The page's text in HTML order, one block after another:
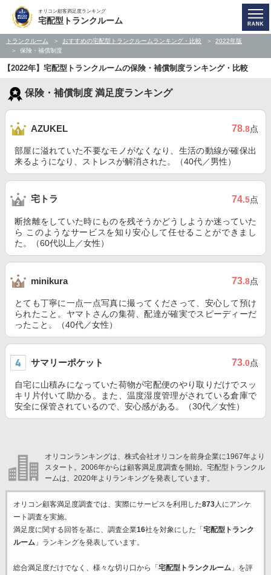
オリコン顧客満足度ランキング
宅配型トランクルーム
トランクルーム おすすめの宅配型トランクルームランキング・比較
2022年版
保険・補償制度
【2022年】宅配型トランクルームの保険・補償制度ランキング・比較
保険・補償制度 満足度ランキング
AZUKEL 78.8点
部屋に溢れていた不要なモノがなくなり、生活の動線が確保出
来るようになり、ストレスが解消された。（40代／男性）
宅トラ 74.5点
断捨離をしていた時にものを残そうかどうしようか迷っていた
ら このようなサービスを知り安心して任せることができまし
た。（60代以上／女性）
minikura 73.8点
とても丁寧に一点一点写真に撮ってくださって、安心して預け
られたこと。ヤマトさんの集荷、配達が確実でスピーディーだ
ったこと。（40代／女性）
サマリーポケット 73.0点
自宅に山積みになっていた荷物が宅配便のやり取りだけでスッ
キリ片付いて助かる。また、温度湿度管理がされている倉庫で
安全に保管されているので、安心感がある。（30代／女性）
オリコンランキングは、株式会社オリコンを前身企業に1967年より
スタート。2006年からは顧客満足度調査を開始。宅配型トランクル
ームは、2020年よりランキングを発表しています。
オリコン顧客満足度調査では、実際にサービスを利用した873人にアンケ
ート調査を実施。
満足度に関する回答を基に、調査企業16社を対象にした「 宅配型トランク
ルーム」ランキングを発表しています。
総合満足度だけでなく、様々な切り口から「 宅配型トランクルーム」を評